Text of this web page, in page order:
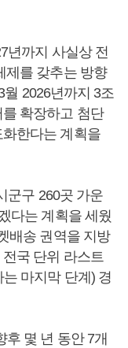
년까지 사실상 전
제를 갖추는 방향
2026년까지 3조
확장하고 첨단
한다는 계획을
군구 260곳 가운
다는 계획을 세웠
배송 권역을 지방
국 단위 라스트
마지막 단계) 경
후 몇 년 동안 7개